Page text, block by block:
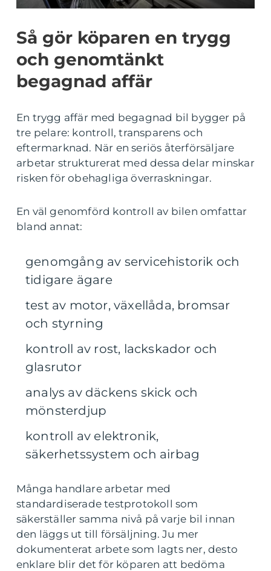
Så gör köparen en trygg
och genomtänkt
begagnad affär
En trygg affär med begagnad bil bygger på
tre pelare: kontroll, transparens och
eftermarknad. När en seriös återförsäljare
arbetar strukturerat med dessa delar minskar
risken för obehagliga överraskningar.
En väl genomförd kontroll av bilen omfattar
bland annat:
genomgång av servicehistorik och
tidigare ägare
test av motor, växellåda, bromsar
och styrning
kontroll av rost, lackskador och
glasrutor
analys av däckens skick och
mönsterdjup
kontroll av elektronik,
säkerhetssystem och airbag
Många handlare arbetar med
standardiserade testprotokoll som
säkerställer samma nivå på varje bil innan
den läggs ut till försäljning. Ju mer
dokumenterat arbete som lagts ner, desto
enklare blir det för köparen att bedöma